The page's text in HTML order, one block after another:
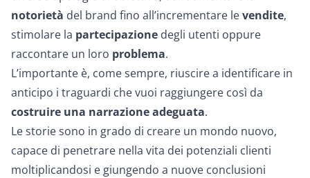
notorietà del brand fino all’incrementare levendite,
stimolare la partecipazione degli utenti oppure
raccontare un loro problema.
L’importante è, come sempre, riuscire a identificare in
anticipo i traguardi che vuoi raggiungere così da
costruire una narrazione adeguata.
Le storie sono in grado di creare un mondo nuovo,
capace di penetrare nella vita dei potenziali clienti
moltiplicandosi e giungendo a nuove conclusioni